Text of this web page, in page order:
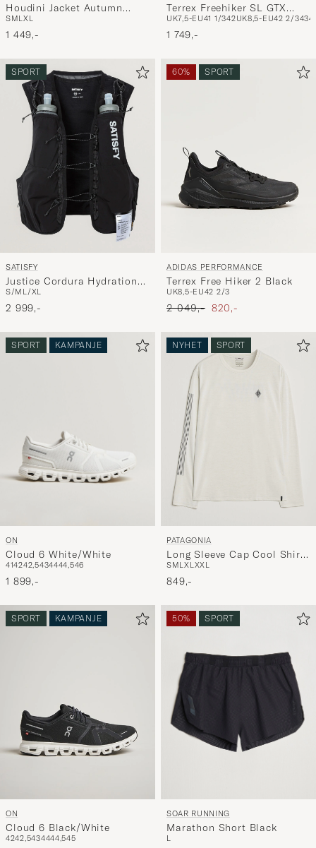
Houdini Jacket Autumn
Orange
SMLXL
1 449,-
Terrex Freehiker SL GTX
Beige/White
UK7,5-EU41 1/342UK8,5-EU42 2/343
1 749,-
SPORT
SATISFY
Justice Cordura Hydration
Vest 5L Black
S/M L/XL
2 999,-
60% SPORT
ADIDAS PERFORMANCE
Terrex Free Hiker 2 Black
UK8,5-EU42 2/3
Ordinær pris
2 049,- Nedsatt pris
820,-
SPORT KAMPANJE
ON
Cloud 6 White/White
414242,5434444,546
1 899,-
NYHET SPORT
PATAGONIA
Long Sleeve Cap Cool Shirt
Dyno White
SMLXLXXL
849,-
SPORT KAMPANJE
ON
Cloud 6 Black/White
4242,5434444,545
50% SPORT
SOAR RUNNING
Marathon Short Black
L